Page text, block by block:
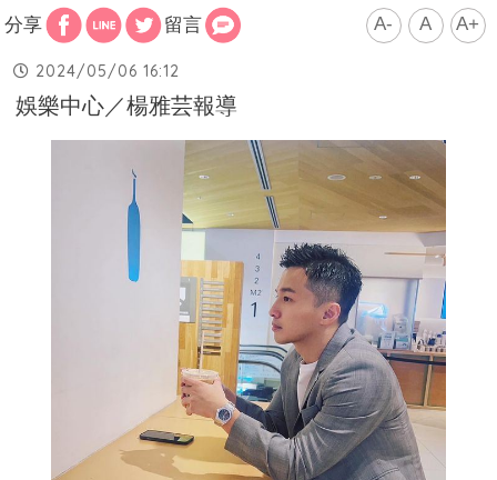
分享 留言 A- A A+
2024/05/06 16:12
娛樂中心／楊雅芸報導